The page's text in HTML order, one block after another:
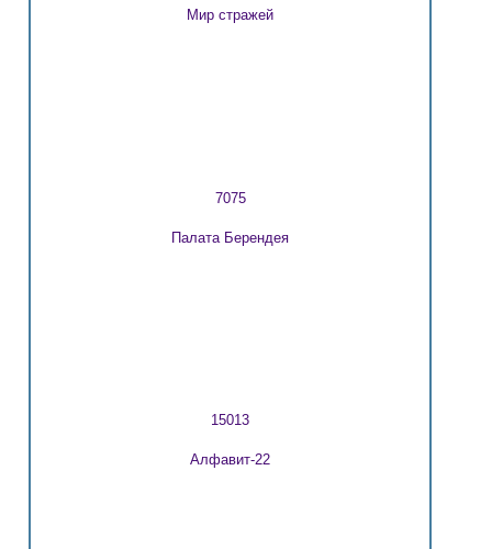
Мир стражей
7075
Палата Берендея
15013
Алфавит-22